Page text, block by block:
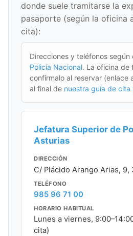
donde suele tramitarse la
pasaporte (según la oficina
cita):
Direcciones y teléfonos según
Policía Nacional. La oficina de
confírmalo al reservar (enlace
al final de nuestra guía de cita
Jefatura Superior de
Asturias
DIRECCIÓN
C/ Plácido Arango Arias, 9,
TELÉFONO
985 96 71 00
HORARIO HABITUAL
Lunes a viernes,
cita)